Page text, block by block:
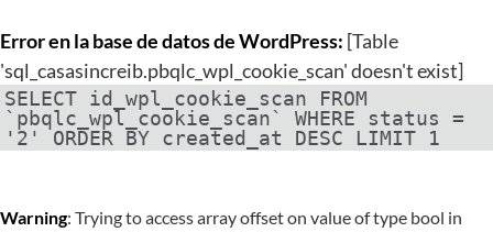
Error en la base de datos de WordPress: [Table
'sql_casasincreib.pbqlc_wpl_cookie_scan' doesn't exist]
SELECT id_wpl_cookie_scan FROM
`pbqlc_wpl_cookie_scan` WHERE status =
'2' ORDER BY created_at DESC LIMIT 1
Warning: Trying to access array offset on value of type bool in